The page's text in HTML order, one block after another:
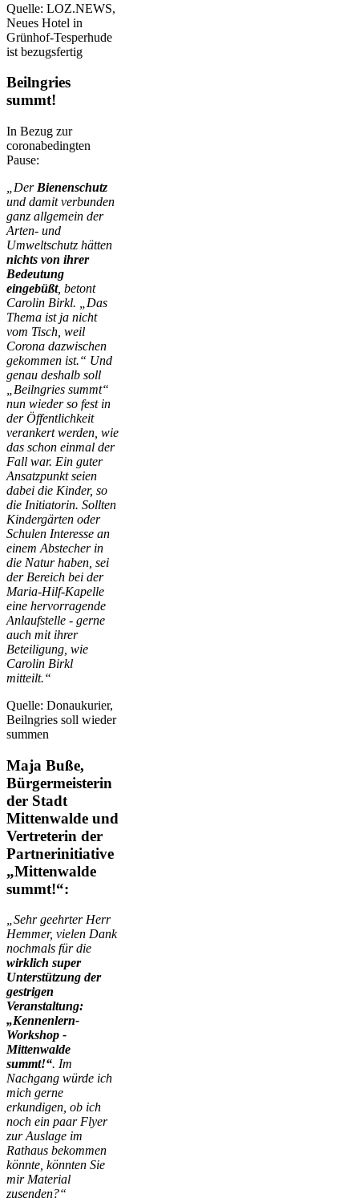
Quelle: LOZ.NEWS,
Neues Hotel in
Grünhof-Tesperhude
ist bezugsfertig
Beilngries
summt!
In Bezug zur
coronabedingten
Pause:
„Der Bienenschutz
und damit verbunden
ganz allgemein der
Arten- und
Umweltschutz hätten
nichts von ihrer
Bedeutung
eingebüßt, betont
Carolin Birkl. „Das
Thema ist ja nicht
vom Tisch, weil
Corona dazwischen
gekommen ist.“ Und
genau deshalb soll
„Beilngries summt“
nun wieder so fest in
der Öffentlichkeit
verankert werden, wie
das schon einmal der
Fall war. Ein guter
Ansatzpunkt seien
dabei die Kinder, so
die Initiatorin. Sollten
Kindergärten oder
Schulen Interesse an
einem Abstecher in
die Natur haben, sei
der Bereich bei der
Maria-Hilf-Kapelle
eine hervorragende
Anlaufstelle - gerne
auch mit ihrer
Beteiligung, wie
Carolin Birkl
mitteilt.“
Quelle: Donaukurier,
Beilngries soll wieder
summen
Maja Buße,
Bürgermeisterin
der Stadt
Mittenwalde und
Vertreterin der
Partnerinitiative
„Mittenwalde
summt!“:
„Sehr geehrter Herr
Hemmer, vielen Dank
nochmals für die
wirklich super
Unterstützung der
gestrigen
Veranstaltung:
„Kennenlern-
Workshop -
Mittenwalde
summt!“. Im
Nachgang würde ich
mich gerne
erkundigen, ob ich
noch ein paar Flyer
zur Auslage im
Rathaus bekommen
könnte, könnten Sie
mir Material
zusenden?“